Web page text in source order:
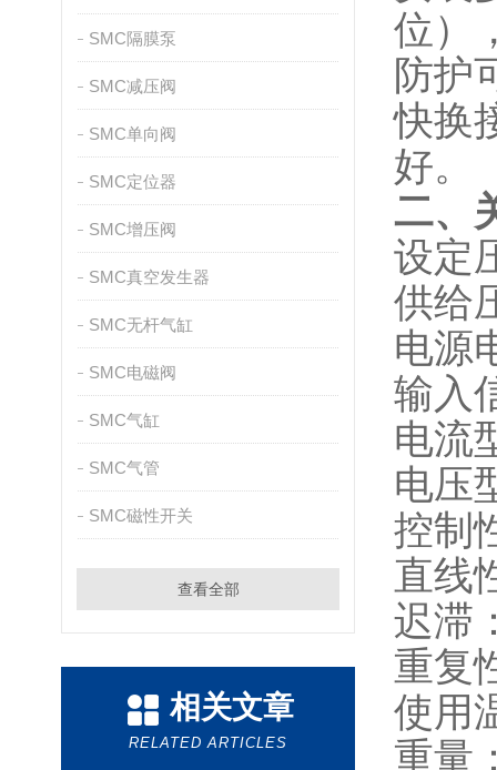
SMC隔膜泵
SMC减压阀
SMC单向阀
SMC定位器
SMC增压阀
SMC真空发生器
SMC无杆气缸
SMC电磁阀
SMC气缸
SMC气管
SMC磁性开关
查看全部
相关文章
RELATED ARTICLES
位）
防护
快换
好。
二、
设定
供给
电源
输入
电流
电压
控制
直线
迟滞
重复
使用
重量